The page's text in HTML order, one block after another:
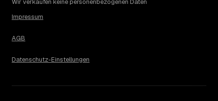
Wir verkaufen keine personenbezogenen Daten
Impressum
AGB
Datenschutz-Einstellungen